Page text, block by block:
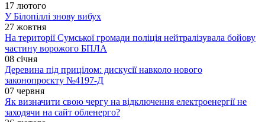
17 лютого
У Білопіллі знову вибух
27 жовтня
На території Сумської громади поліція нейтралізувала бойову
частину ворожого БПЛА
08 січня
Деревина під прицілом: дискусії навколо нового
законопроєкту №4197-Д
07 червня
Як визначити свою чергу на відключення електроенергії не
заходячи на сайт обленерго?